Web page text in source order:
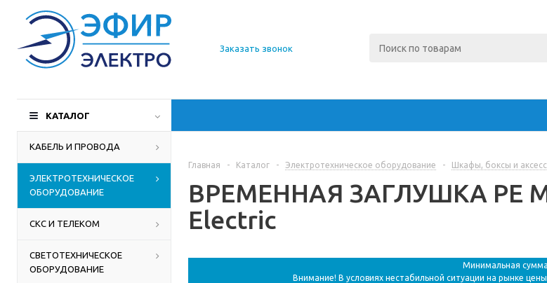
О компании
Доставка
Производители
Контакты
Заказать звонок
КАТАЛОГ
КАБЕЛЬ И ПРОВОДА
ЭЛЕКТРОТЕХНИЧЕСКОЕ
ОБОРУДОВАНИЕ
СКС И ТЕЛЕКОМ
СВЕТОТЕХНИЧЕСКОЕ
ОБОРУДОВАНИЕ
Главная - Каталог - Электротехническое оборудование - Шкафы, боксы и
ВРЕМЕННАЯ ЗАГЛУШКА PE
Electric
Минимальная
Внимание! В условиях нестабильной ситуации на рынке